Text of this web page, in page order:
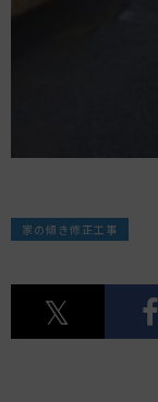
家の傾き修正工事